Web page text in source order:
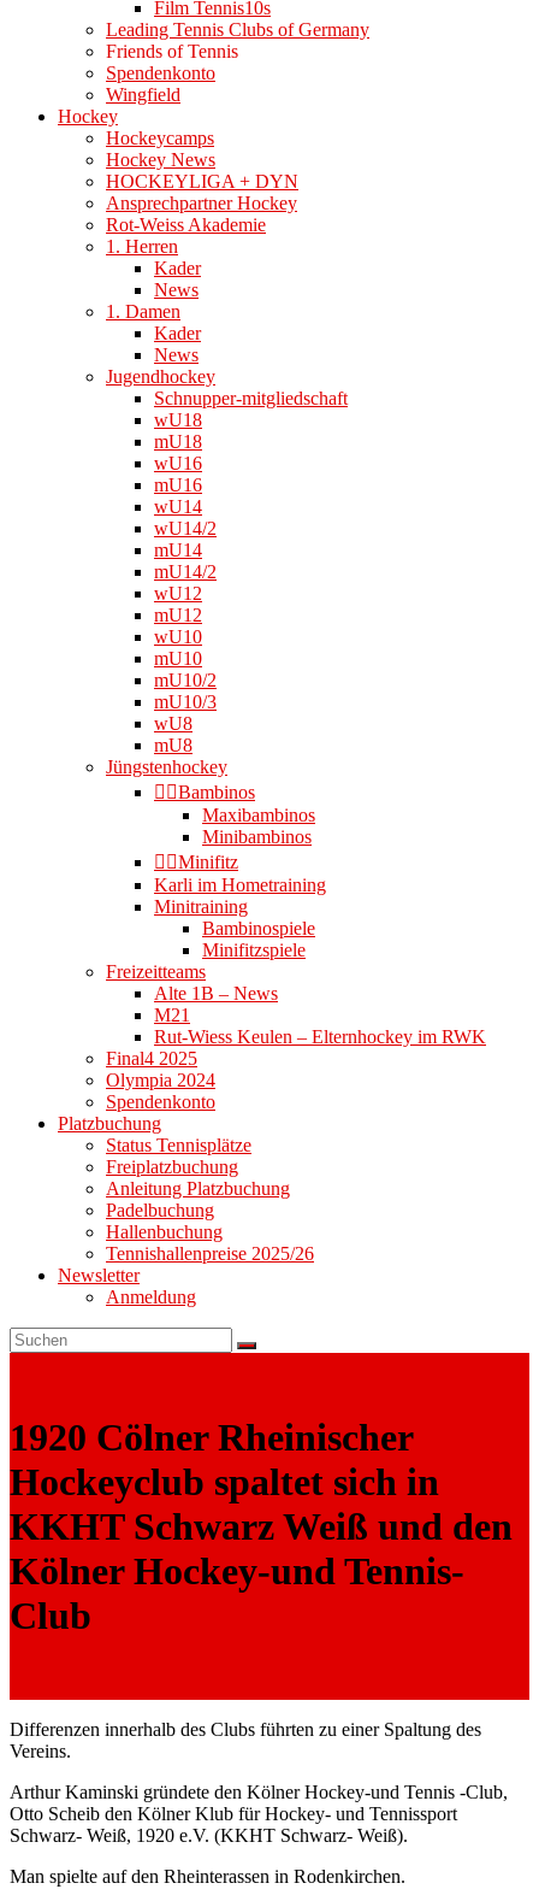
Film Tennis10s
Leading Tennis Clubs of Germany
Friends of Tennis
Spendenkonto
Wingfield
Hockey
Hockeycamps
Hockey News
HOCKEYLIGA + DYN
Ansprechpartner Hockey
Rot-Weiss Akademie
1. Herren
Kader
News
1. Damen
Kader
News
Jugendhockey
Schnupper-mitgliedschaft
wU18
mU18
wU16
mU16
wU14
wU14/2
mU14
mU14/2
wU12
mU12
wU10
mU10
mU10/2
mU10/3
wU8
mU8
Jüngstenhockey
👉🏻Bambinos
Maxibambinos
Minibambinos
👉🏻Minifitz
Karli im Hometraining
Minitraining
Bambinospiele
Minifitzspiele
Freizeitteams
Alte 1B – News
M21
Rut-Wiess Keulen – Elternhockey im RWK
Final4 2025
Olympia 2024
Spendenkonto
Platzbuchung
Status Tennisplätze
Freiplatzbuchung
Anleitung Platzbuchung
Padelbuchung
Hallenbuchung
Tennishallenpreise 2025/26
Newsletter
Anmeldung
1920 Cölner Rheinischer
Hockeyclub spaltet sich in
KKHT Schwarz Weiß und den
Kölner Hockey-und Tennis-
Club
Differenzen innerhalb des Clubs führten zu einer Spaltung des
Vereins.
Arthur Kaminski gründete den Kölner Hockey-und Tennis -Club,
Otto Scheib den Kölner Klub für Hockey- und Tennissport
Schwarz- Weiß, 1920 e.V. (KKHT Schwarz- Weiß).
Man spielte auf den Rheinterassen in Rodenkirchen.